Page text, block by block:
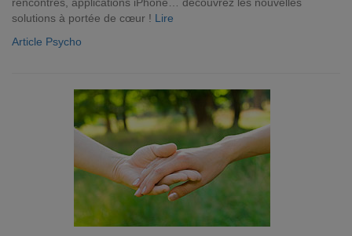
solutions à portée de cœur ! Lire
Article Psycho